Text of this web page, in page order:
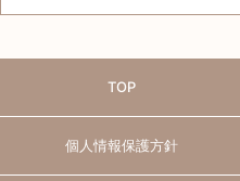
TOP
個人情報保護方針